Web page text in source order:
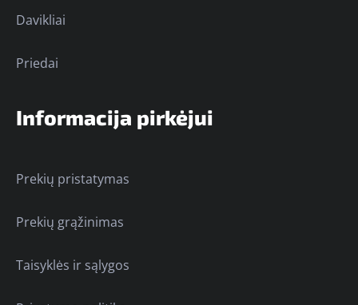
Davikliai
Priedai
Informacija pirkėjui
Prekių pristatymas
Prekių grąžinimas
Taisyklės ir sąlygos